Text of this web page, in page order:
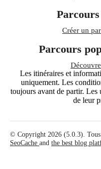
Créer un
Parcours
Les itinéraires et
uniquement. Les
toujours avant de partir. Les
de leur
© Copyright 2026 (5.0.3). Tous
SeoCache and the best blog